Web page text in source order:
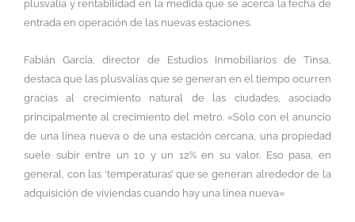
plusvalía y rentabilidad en la medida que se acerca la fecha de
entrada en operación de las nuevas estaciones.
Fabián García, director de Estudios Inmobiliarios de Tinsa,
destaca que las plusvalías que se generan en el tiempo ocurren
gracias al crecimiento natural de las ciudades, asociado
principalmente al crecimiento del metro. «Solo con el anuncio
de una línea nueva o de una estación cercana, una propiedad
suele subir entre un 10 y un 12% en su valor. Eso pasa, en
general, con las ‘temperaturas’ que se generan alrededor de la
adquisición de viviendas cuando hay una línea nueva»